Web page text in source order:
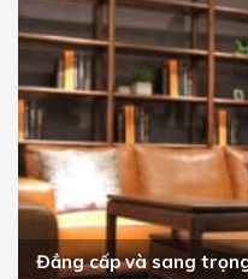
Đẳng cấp và sang